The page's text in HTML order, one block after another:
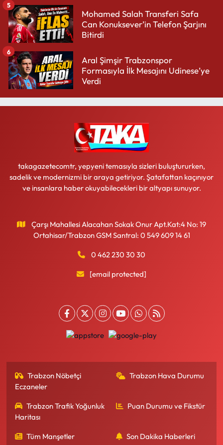
Mohamed Salah Transferi Safa
Can Konuksever’in Telefon Şarjını
Bitirdi
5
Aral Şimşir Trabzonspor
Formasıyla İlk Mesajını Udinese’ye
Verdi
6
takagazetecomtr, yepyeni temasıyla sizleri buluştururken,
sadelik ve modernizmi bir araya getiriyor. Şatafattan kaçınıyor
ve insanlara haber okuyabilecekleri bir altyapı sunuyor.
Çarşı Mahallesi Alacahan Sokak Onur Apt.Kat:4 No: 19
Ortahisar/Trabzon GSM Santral: 0 549 609 14 61
0 462 230 30 30
[email protected]
Trabzon Nöbetçi
Eczaneler
Trabzon Hava Durumu
Trabzon Trafik Yoğunluk
Haritası
Puan Durumu ve Fikstür
Tüm Manşetler Son Dakika Haberleri